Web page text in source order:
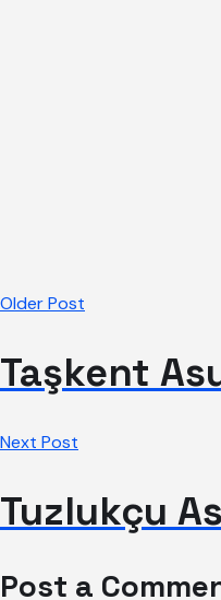
Older Post
Taşkent
Next Post
Tuzlukçu
Post a